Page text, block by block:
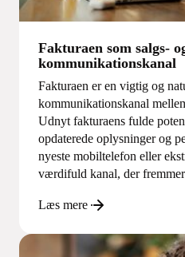
Fakturaen som salgs-
kommunikationskanal
Fakturaen er en vigtig og
kommunikationskanal
Udnyt fakturaens fulde
opdaterede oplysninger og
nyeste mobiltelefon eller
værdifuld kanal, der
Læs mere